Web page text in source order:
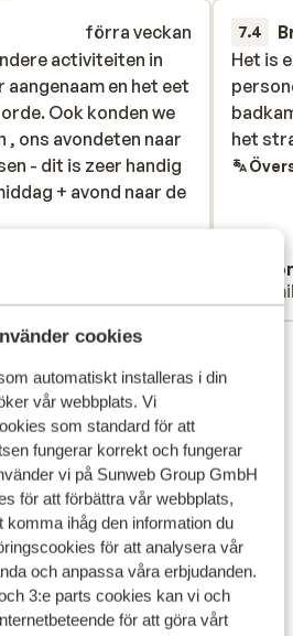
cookies
automatiskt installeras i din
vår webbplats. Vi
som standard för att
fungerar korrekt och fungerar
vi på Sunweb Group GmbH
för att förbättra vår webbplats,
komma ihåg den information du
för att analysera vår
och anpassa våra erbjudanden.
3:e parts cookies kan vi och
för att göra vårt
förra veckan
activiteiten in
en het eet
Ook konden we
, ons avondeten naar
- dit is zeer handig
+ avond naar de
vaak te warm is - wat
hadden we een
water niet door het
de
werd. Deze twee
aan de receptie,
ze goed opgelost,
wel 2x gaan vragen
deden. Het
ook gemeld en
mee, maar de
zeer onvriendelijk en
Engels , waardoor
stroef verliep. Al bij
activiteiten in
en het eet
Ook konden we
, ons avondeten naar
- dit is zeer handig
+ avond naar de
7.4
Het is
het
Het is
het
43 omdömen
Visa på karta